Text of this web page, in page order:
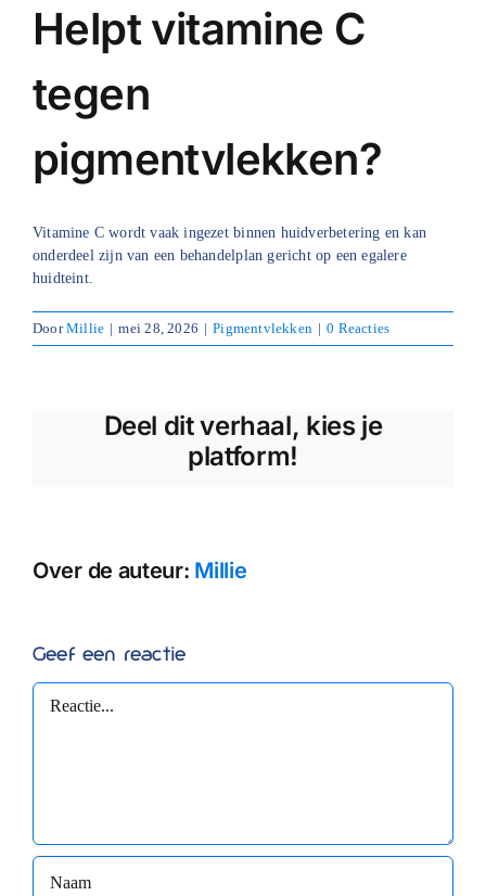
Blog
Over ons
Afspraak maken
Helpt vitamine C
tegen
pigmentvlekken?
Vitamine C wordt vaak ingezet binnen huidverbetering en kan
onderdeel zijn van een behandelplan gericht op een egalere
huidteint.
DoorMillie | mei 28, 2026 | Pigmentvlekken | 0 Reacties
Deel dit verhaal, kies je
platform!
Over de auteur: Millie
Geef een reactie
Reactie